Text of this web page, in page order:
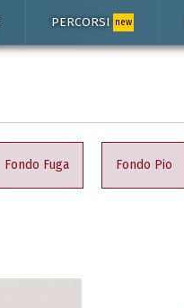
PERCORSI new
Fondo Fuga Fondo Pio